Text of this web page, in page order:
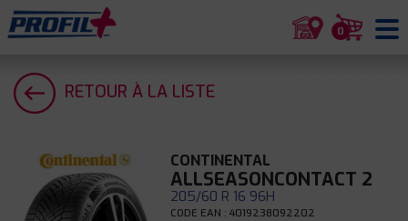
0
RETOUR À LA LISTE
CONTINENTAL
ALLSEASONCONTACT 2
205/60 R 16 96H
CODE EAN : 4019238092202